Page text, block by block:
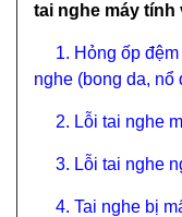
tai nghe máy
1. Hỏng ốp
nghe (bong da, nổ
2. Lỗi tai nghe
3. Lỗi tai nghe
4. Tai nghe bị